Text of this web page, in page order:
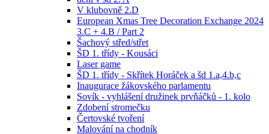
V klubovně 2.D
European Xmas Tree Decoration Exchange 2024
3.C + 4.B / Part 2
Šachový střed/střet
ŠD 1. třídy - Kousáci
Laser game
ŠD 1. třídy - Skřítek Horáček a šd 1.a,4.b,c
Inaugurace žákovského parlamentu
Sovík - vyhlášení družinek prvňáčků - 1. kolo
Zdobení stromečku
Čertovské tvoření
Malování na chodník